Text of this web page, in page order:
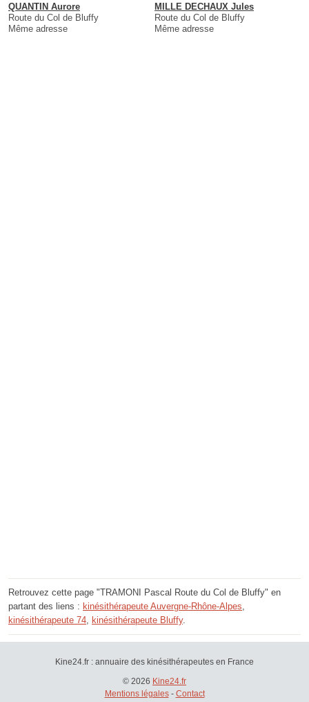
QUANTIN Aurore
Route du Col de Bluffy
Même adresse
MILLE DECHAUX Jules
Route du Col de Bluffy
Même adresse
Retrouvez cette page "TRAMONI Pascal Route du Col de Bluffy" en
partant des liens : kinésithérapeute Auvergne-Rhône-Alpes
kinésithérapeute 74
kinésithérapeute Bluffy.
Kine24.fr : annuaire des kinésithérapeutes en France
© 2026 Kine24.fr
Mentions légales- Contact